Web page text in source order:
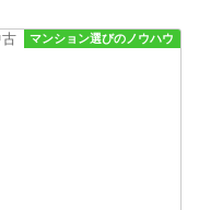
マンション選びのノウハウ